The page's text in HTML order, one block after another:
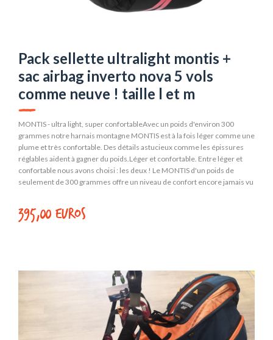
Pack sellette ultralight montis +
sac airbag inverto nova 5 vols
comme neuve ! taille l et m
MONTIS - ultra light, super confortableAvec un poids d'environ 300
grammes notre harnais montagne MONTIS est à la fois léger comme une
plume et très confortable. Des détails astucieux comme les épissures
réglables aident à gagner du poids.Léger et confortable. Entre léger et
confortable nous avons choisi : les deux ! Le MONTIS d'un poids de
seulement de 300 grammes offre un niveau de confort encore jamais vu
!Techniquement sophistiqué. le MONTIS est un harnais dessiné par des
alpinistes pour des alpinistes plein de solutions innovantes. Une d'entre
minimise les points de pression. Cette géométrie offre efficacité et
confort en vol thermique.Tailles : M et LPoids : 320 gDonnées
techniques. M LTaille du pilote cm <180 >180Poids de la sellette kg 0,32
0,34Certification (EN) PH 131.2015Charge maxi 100 kg lt. ENCouleur
NOVA Rednova-inverto-image+Sac -Airbag Réversible InvertoLe
Sac/Airbag INVERTO peut être combiné avec le MONTIS, notre harnais
395,00 euros